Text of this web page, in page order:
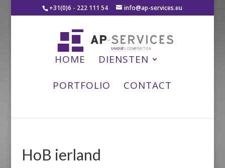
+31(0)6 - 222 111 54 info@ap-services.eu
HOME
DIENSTEN
PORTFOLIO
CONTACT
HoB ierland